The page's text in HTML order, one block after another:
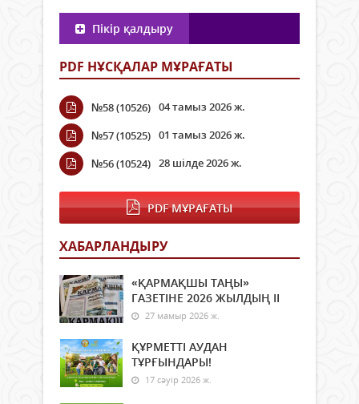
Пікір қалдыру
PDF НҰСҚАЛАР МҰРАҒАТЫ
№58 (10526) 04 тамыз 2026 ж.
№57 (10525) 01 тамыз 2026 ж.
№56 (10524) 28 шілде 2026 ж.
PDF МҰРАҒАТЫ
ХАБАРЛАНДЫРУ
«ҚАРМАҚШЫ ТАҢЫ»
ГАЗЕТІНЕ 2026 ЖЫЛДЫҢ ІI
27 мамыр 2026 ж.
ҚҰРМЕТТІ АУДАН
ТҰРҒЫНДАРЫ!
17 сәуір 2026 ж.